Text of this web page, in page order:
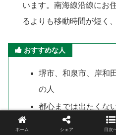
います。南海線沿線にお
るよりも移動時間が短く
おすすめな人
堺市、和泉市、岸和
の人
都心までは出たくな
で手術したい人
ホーム シェア 目次